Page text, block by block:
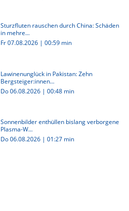
Sturzfluten rauschen durch China: Schäden
in mehre...
Fr 07.08.2026 | 00:59 min
Lawinenunglück in Pakistan: Zehn
Bergsteiger:innen...
Do 06.08.2026 | 00:48 min
Sonnenbilder enthüllen bislang verborgene
Plasma-W...
Do 06.08.2026 | 01:27 min